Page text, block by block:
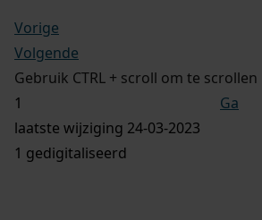
Vorige
Volgende
Gebruik CTRL + scroll om te scrollen
Ga
laatste wijziging 24-03-2023
1 gedigitaliseerd